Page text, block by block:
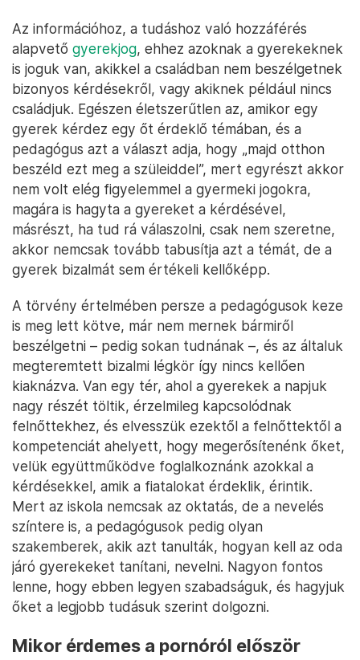
Az információhoz, a tudáshoz való hozzáférés
alapvető gyerekjog, ehhez azoknak a gyerekeknek
is joguk van, akikkel a családban nem beszélgetnek
bizonyos kérdésekről, vagy akiknek például nincs
családjuk. Egészen életszerűtlen az, amikor egy
gyerek kérdez egy őt érdeklő témában, és a
pedagógus azt a választ adja, hogy „majd otthon
beszéld ezt meg a szüleiddel”, mert egyrészt akkor
nem volt elég figyelemmel a gyermeki jogokra,
magára is hagyta a gyereket a kérdésével,
másrészt, ha tud rá válaszolni, csak nem szeretne,
akkor nemcsak tovább tabusítja azt a témát, de a
gyerek bizalmát sem értékeli kellőképp.
A törvény értelmében persze a pedagógusok keze
is meg lett kötve, már nem mernek bármiről
beszélgetni – pedig sokan tudnának –, és az általuk
megteremtett bizalmi légkör így nincs kellően
kiaknázva. Van egy tér, ahol a gyerekek a napjuk
nagy részét töltik, érzelmileg kapcsolódnak
felnőttekhez, és elvesszük ezektől a felnőttektől a
kompetenciát ahelyett, hogy megerősítenénk őket,
velük együttműködve foglalkoznánk azokkal a
kérdésekkel, amik a fiatalokat érdeklik, érintik.
Mert az iskola nemcsak az oktatás, de a nevelés
színtere is, a pedagógusok pedig olyan
szakemberek, akik azt tanulták, hogyan kell az oda
járó gyerekeket tanítani, nevelni. Nagyon fontos
lenne, hogy ebben legyen szabadságuk, és hagyjuk
őket a legjobb tudásuk szerint dolgozni.
Mikor érdemes a pornóról először